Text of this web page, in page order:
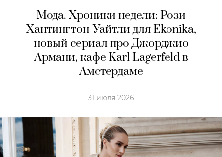
Мода. Хроники недели: Рози
Хантингтон-Уайтли для Ekonika,
новый сериал про Джорджио
Армани, кафе Karl Lagerfeld в
Амстердaме
31 июля 2026